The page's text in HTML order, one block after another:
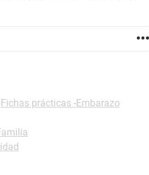
Fichas prácticas -Embarazo